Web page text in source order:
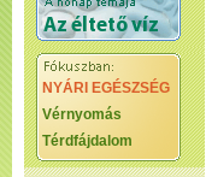
NYÁRI EGÉSZSÉG
Vérnyomás
Térdfájdalom